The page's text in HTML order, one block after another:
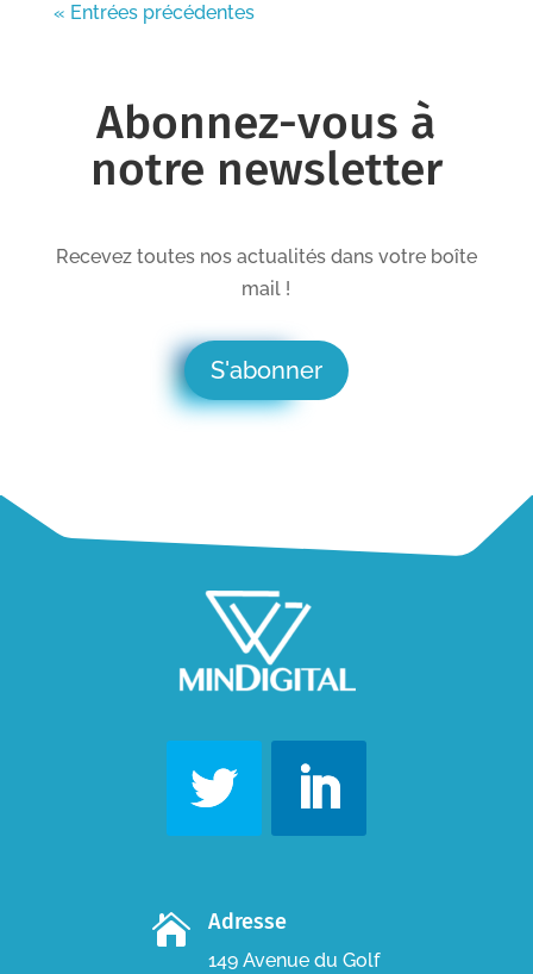
« Entrées précédentes
Abonnez-vous à
notre newsletter
Recevez toutes nos actualités dans votre boîte
mail !
S'abonner
 Adresse
149 Avenue du Golf